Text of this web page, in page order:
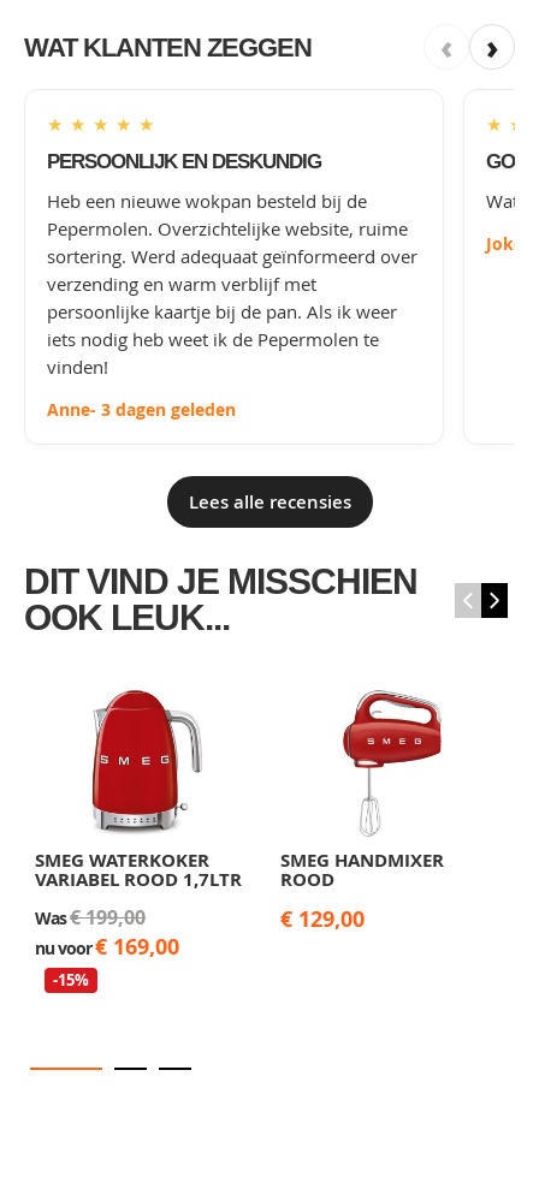
WAT KLANTEN ZEGGEN ‹ ›
★ ★ ★ ★ ★
PERSOONLIJK EN DESKUNDIG
Heb een nieuwe wokpan besteld bij de
Pepermolen. Overzichtelijke website, ruime
sortering. Werd adequaat geïnformeerd over
verzending en warm verblijf met
persoonlijke kaartje bij de pan. Als ik weer
iets nodig heb weet ik de Pepermolen te
vinden!
Anne- 3 dagen geleden
★ ★
Wat
Joke
Lees alle recensies
DIT VIND JE MISSCHIEN
OOK LEUK...
‹ ›
SMEG WATERKOKER
VARIABEL ROOD 1,7LTR
Was€ 199,00
nu voor€ 169,00
-15%
SMEG HANDMIXER
ROOD
€ 129,00